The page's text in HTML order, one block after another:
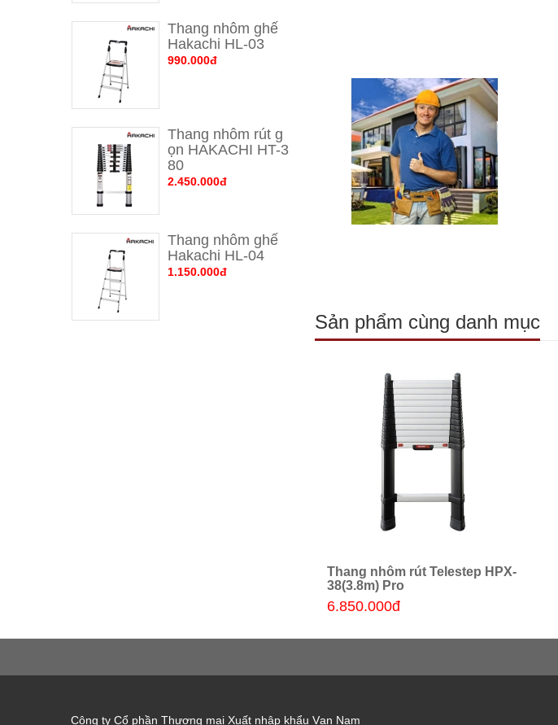
Thang nhôm ghế
Hakachi HL-03
990.000đ
Thang nhôm rút g
ọn HAKACHI HT-3
80
2.450.000đ
Thang nhôm ghế
Hakachi HL-04
1.150.000đ
Sản phẩm cùng danh mục
Thêm giỏ hàng
Thang nhôm rút Telestep HPX-
38(3.8m) Pro
6.850.000đ
Công ty Cổ phần Thương mại Xuất nhập khẩu Vạn Nam